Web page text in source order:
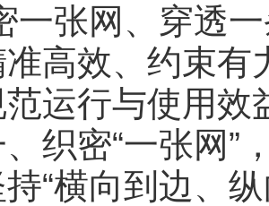
一张网、穿透
高效、约束有
运行与使用效
密“一张网”
横向到边、纵